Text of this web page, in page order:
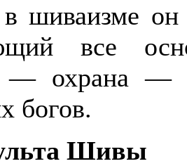
шиваизме он
все
— охрана —
богов.
Шивы